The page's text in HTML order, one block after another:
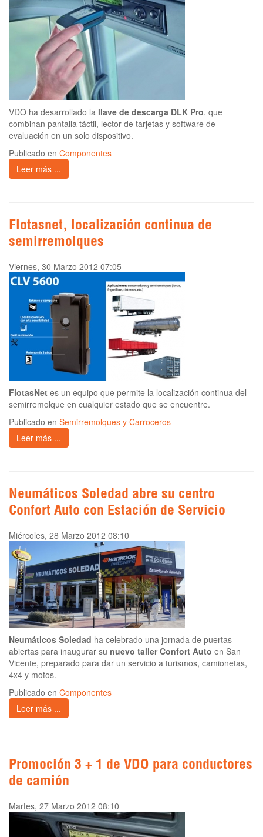
VDO ha desarrollado la llave de descarga DLK Pro, que
combinan pantalla táctil, lector de tarjetas y software de
evaluación en un solo dispositivo.
Publicado en Componentes
Leer más ...
Flotasnet, localización continua de
semirremolques
Viernes, 30 Marzo 2012 07:05
FlotasNet es un equipo que permite la localización continua del
semirremolque en cualquier estado que se encuentre.
Publicado en Semirremolques y Carroceros
Leer más ...
Neumáticos Soledad abre su centro
Confort Auto con Estación de Servicio
Miércoles, 28 Marzo 2012 08:10
Neumáticos Soledad ha celebrado una jornada de puertas
abiertas para inaugurar su nuevo taller Confort Auto en San
Vicente, preparado para dar un servicio a turismos, camionetas,
4x4 y motos.
Publicado en Componentes
Leer más ...
Promoción 3 + 1 de VDO para conductores
de camión
Martes, 27 Marzo 2012 08:10